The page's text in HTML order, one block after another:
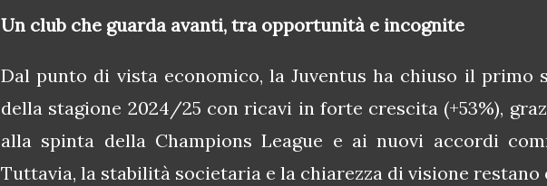
Un club che guarda avanti, tra opportunità e incognite
Dal punto di vista economico, la Juventus ha chiuso il primo
della stagione 2024/25 con ricavi in forte crescita (+53%),
alla spinta della Champions League e ai nuovi accordi
Tuttavia, la stabilità societaria e la chiarezza di visione restano